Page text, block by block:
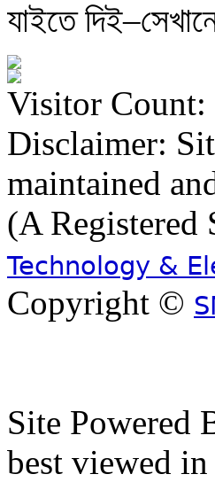
যাইতে
Visitor Count:
Disclaimer:
maintained
(A
Technology &
Copyright ©
Site Powered
best viewed in